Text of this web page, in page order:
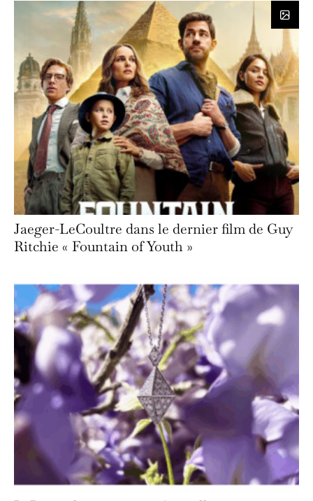
Jaeger-LeCoultre dans le dernier film de Guy
Ritchie « Fountain of Youth »